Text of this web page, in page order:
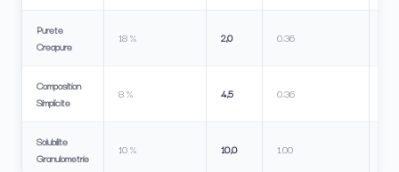
Purete
Creapure
18 % 2,0 0.36
Composition
Simplicite
8 % 4,5 0.36
Solubilite
Granulometrie
10 % 10,0 1.00